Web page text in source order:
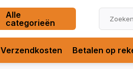
Alle
categorieën
Verzendkosten Betalen op